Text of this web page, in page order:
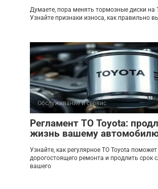
Думаете, пора менять тормозные диски на
Узнайте признаки износа, как правильно
Обслуживание и сервис
Регламент ТО Toyota:
жизнь вашему
Узнайте, как регулярное ТО Toyota
дорогостоящего ремонта и продлить срок
вашего